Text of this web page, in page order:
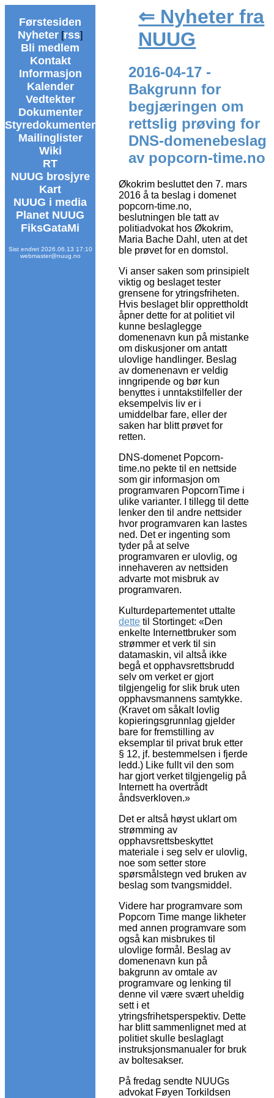
Førstesiden
Nyheter [rss]
Bli medlem
Kontakt
Informasjon
Kalender
Vedtekter
Dokumenter
Styredokumenter
Mailinglister
Wiki
RT
NUUG brosjyre
Kart
NUUG i media
Planet NUUG
FiksGataMi
Sist endret 2026.06.13 17:10
webmaster@nuug.no
⇐ Nyheter fra
NUUG
2016-04-17 -
Bakgrunn for
begjæringen om
rettslig prøving for
DNS-domenebeslag
av popcorn-time.no
Økokrim besluttet den 7. mars
2016 å ta beslag i domenet
popcorn-time.no,
beslutningen ble tatt av
politiadvokat hos Økokrim,
Maria Bache Dahl, uten at det
ble prøvet for en domstol.
Vi anser saken som prinsipielt
viktig og beslaget tester
grensene for ytringsfriheten.
Hvis beslaget blir opprettholdt
åpner dette for at politiet vil
kunne beslaglegge
domenenavn kun på mistanke
om diskusjoner om antatt
ulovlige handlinger. Beslag
av domenenavn er veldig
inngripende og bør kun
benyttes i unntakstilfeller der
eksempelvis liv er i
umiddelbar fare, eller der
saken har blitt prøvet for
retten.
DNS-domenet Popcorn-
time.no pekte til en nettside
som gir informasjon om
programvaren PopcornTime i
ulike varianter. I tillegg til dette
lenker den til andre nettsider
hvor programvaren kan lastes
ned. Det er ingenting som
tyder på at selve
programvaren er ulovlig, og
innehaveren av nettsiden
advarte mot misbruk av
programvaren.
Kulturdepartementet uttalte
dette til Stortinget: «Den
enkelte Internettbruker som
strømmer et verk til sin
datamaskin, vil altså ikke
begå et opphavsrettsbrudd
selv om verket er gjort
tilgjengelig for slik bruk uten
opphavsmannens samtykke.
(Kravet om såkalt lovlig
kopieringsgrunnlag gjelder
bare for fremstilling av
eksemplar til privat bruk etter
§ 12, jf. bestemmelsen i fjerde
ledd.) Like fullt vil den som
har gjort verket tilgjengelig på
Internett ha overtrådt
åndsverkloven.»
Det er altså høyst uklart om
strømming av
opphavsrettsbeskyttet
materiale i seg selv er ulovlig,
noe som setter store
spørsmålstegn ved bruken av
beslag som tvangsmiddel.
Videre har programvare som
Popcorn Time mange likheter
med annen programvare som
også kan misbrukes til
ulovlige formål. Beslag av
domenenavn kun på
bakgrunn av omtale av
programvare og lenking til
denne vil være svært uheldig
sett i et
ytringsfrihetsperspektiv. Dette
har blitt sammenlignet med at
politiet skulle beslaglagt
instruksjonsmanualer for bruk
av boltesakser.
På fredag sendte NUUGs
advokat Føyen Torkildsen